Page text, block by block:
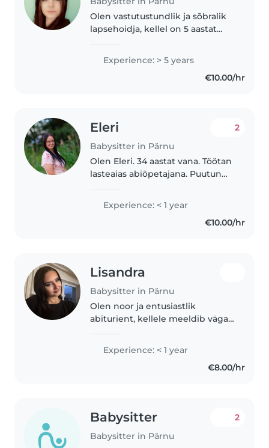
Olen vastutustundlik ja sõbralik
lapsehoidja, kellel on 5 aastat
koolieelsete lastega töötamisel.
Meeldib väga lastega joonistada,
Experience: > 5 years
€10.00/hr
Eleri
Babysitter in Pärnu
2
Olen Eleri. 34 aastat vana. Töötan
lasteaias abiõpetajana. Puutun
lastega. Endal on kodus 7
aastane. Laste hoidmisel oleks ka
Experience: < 1 year
€10.00/hr
Lisandra
Babysitter in Pärnu
Olen noor ja entusiastlik
abiturient, kellele meeldib väga
nendega tegeleda. Olen hooliv,
kannatlik ja positiivse
ellusuhtumisega ning püüan
Experience: < 1 year
€8.00/hr
Babysitter
Babysitter in Pärnu
2